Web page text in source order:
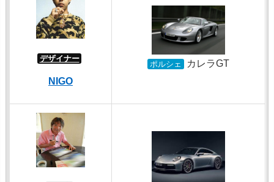
デザイナー
NIGO
ポルシェ カレラGT